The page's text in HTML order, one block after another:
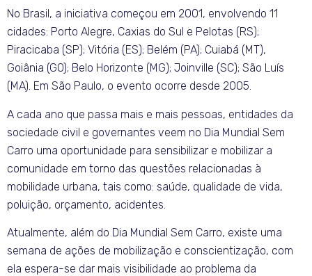
No Brasil, a iniciativa começou em 2001, envolvendo 11
cidades: Porto Alegre, Caxias do Sul e Pelotas (RS);
Piracicaba (SP); Vitória (ES); Belém (PA); Cuiabá (MT),
Goiânia (GO); Belo Horizonte (MG); Joinville (SC); São Luís
(MA). Em São Paulo, o evento ocorre desde 2005.
A cada ano que passa mais e mais pessoas, entidades da
sociedade civil e governantes veem no Dia Mundial Sem
Carro uma oportunidade para sensibilizar e mobilizar a
comunidade em torno das questões relacionadas à
mobilidade urbana, tais como: saúde, qualidade de vida,
poluição, orçamento, acidentes.
Atualmente, além do Dia Mundial Sem Carro, existe uma
semana de ações de mobilização e conscientização, com
ela espera-se dar mais visibilidade ao problema da